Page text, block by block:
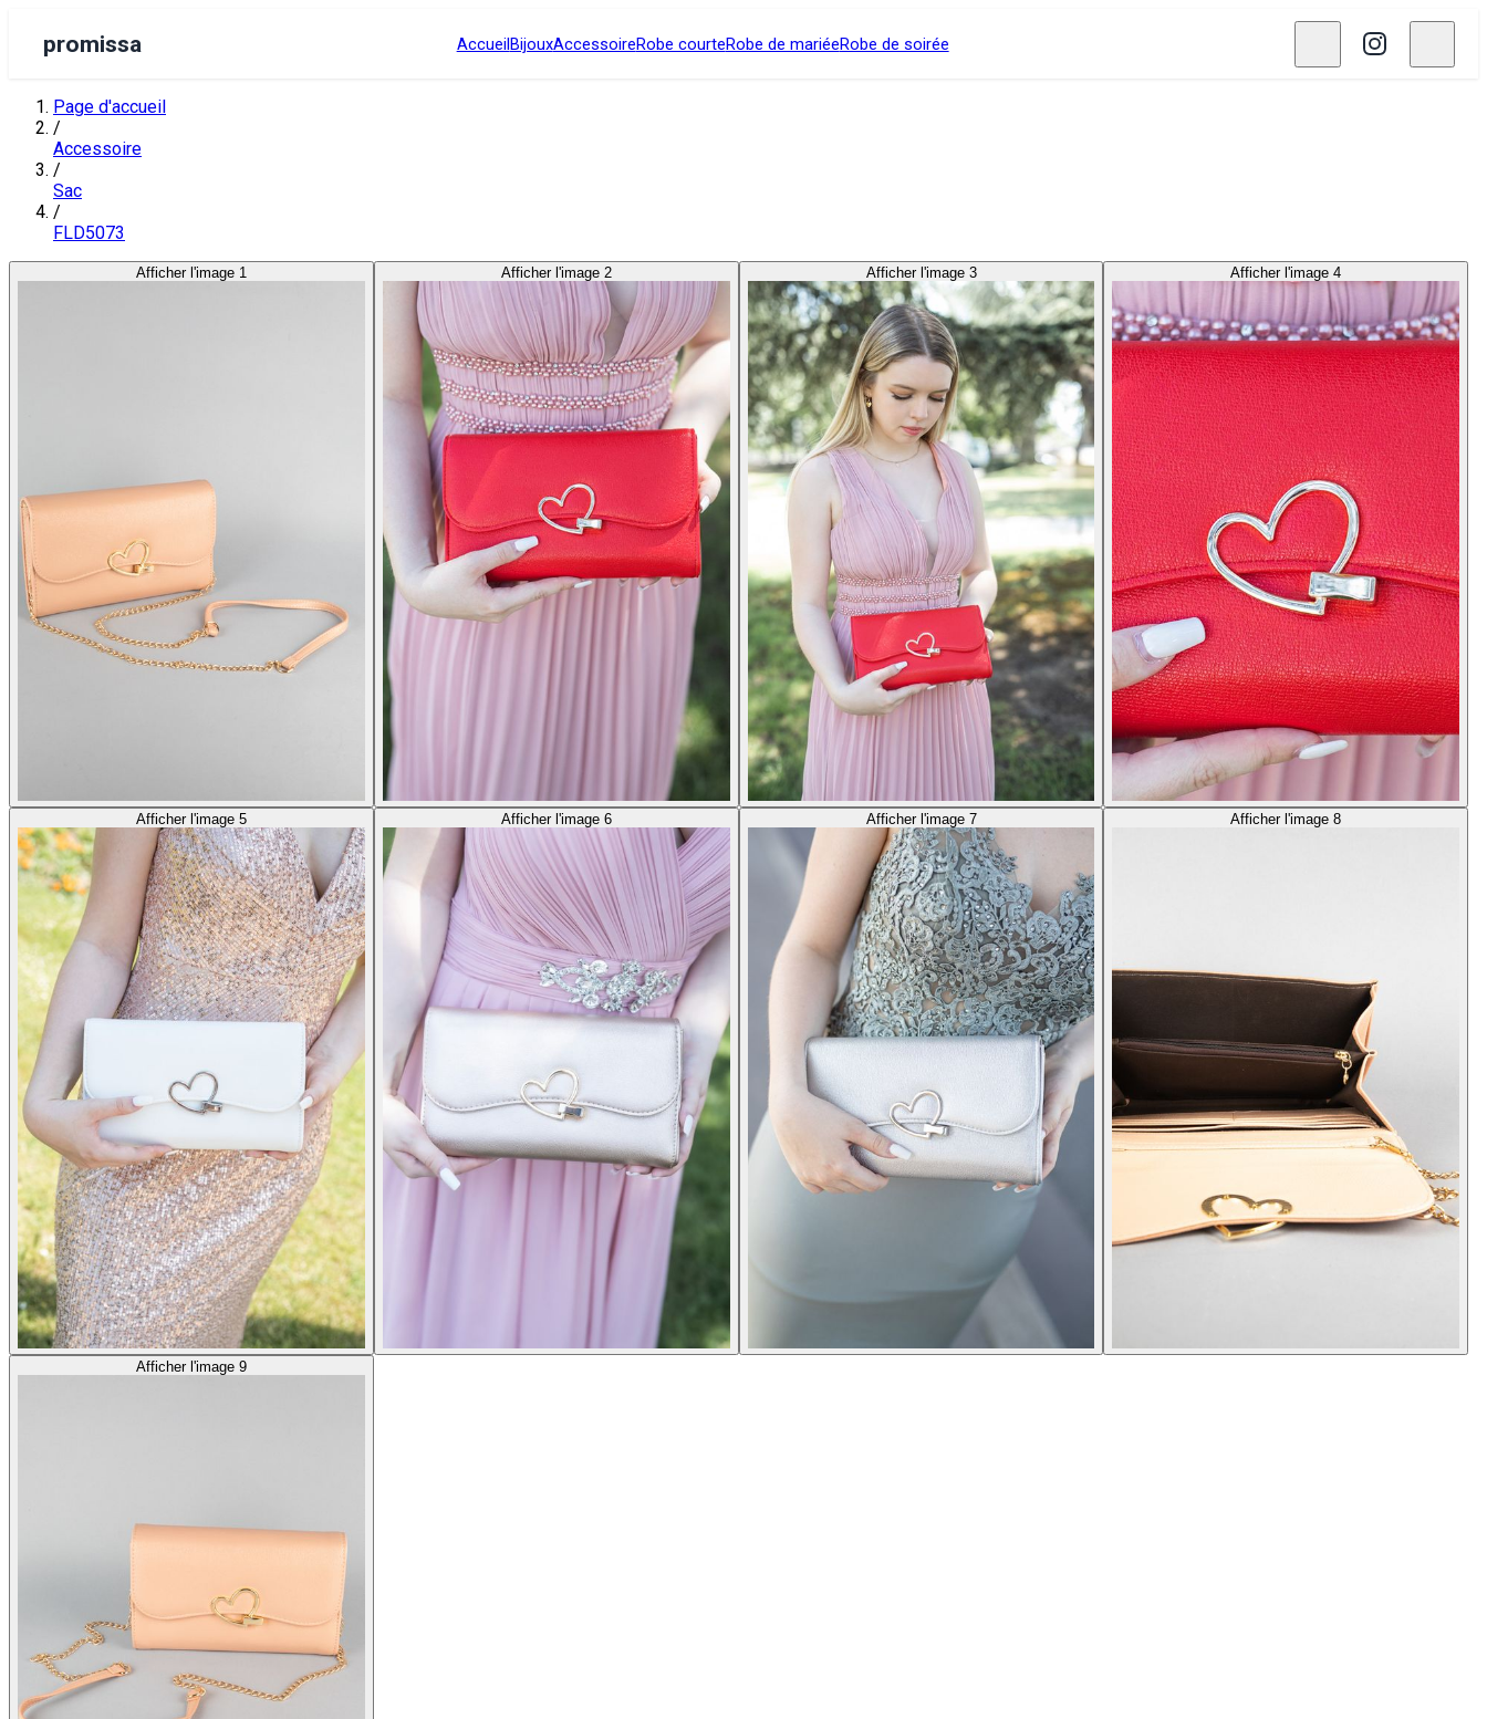
promissa AccueilBijouxAccessoireRobe courteRobe de mariéeRobe de soirée
Page d'accueil
/
Accessoire
/
Sac
/
FLD5073
Afficher l'image 1 Afficher l'image 2 Afficher l'image 3 Afficher l'image 4
Afficher l'image 5 Afficher l'image 6 Afficher l'image 7 Afficher l'image 8
Afficher l'image 9